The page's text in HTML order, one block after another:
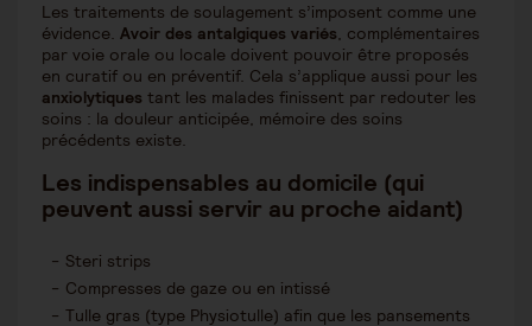
Les traitements de soulagement s’imposent comme une
évidence. Avoir des antalgiques variés, complémentaires
par voie orale ou locale doivent pouvoir être proposés
en curatif ou en préventif. Cela s’applique aussi pour les
anxiolytiques tant les malades finissent par redouter les
soins : la douleur anticipée, mémoire des soins
précédents existe.
Les indispensables au domicile (qui
peuvent aussi servir au proche aidant)
Steri strips
Compresses de gaze ou en intissé
Tulle gras (type Physiotulle) afin que les pansements